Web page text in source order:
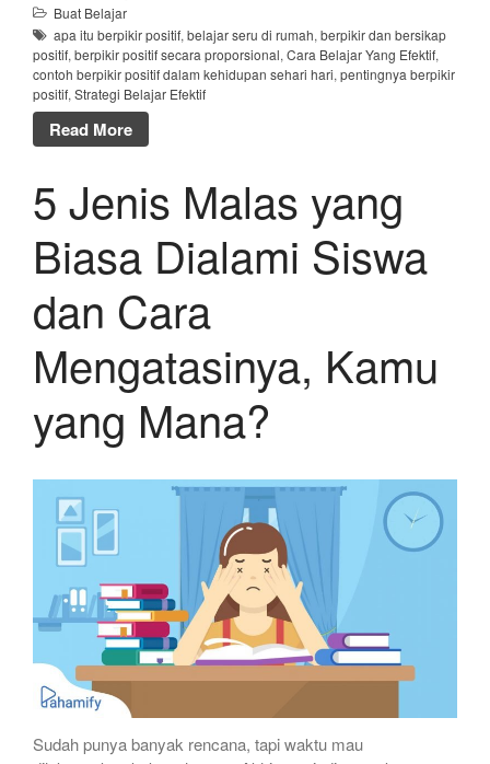
Buat Belajar
apa itu berpikir positif, belajar seru di rumah, berpikir dan bersikap
positif, berpikir positif secara proporsional, Cara Belajar Yang Efektif,
contoh berpikir positif dalam kehidupan sehari hari, pentingnya berpikir
positif, Strategi Belajar Efektif
Read More
5 Jenis Malas yang
Biasa Dialami Siswa
dan Cara
Mengatasinya, Kamu
yang Mana?
Sudah punya banyak rencana, tapi waktu mau